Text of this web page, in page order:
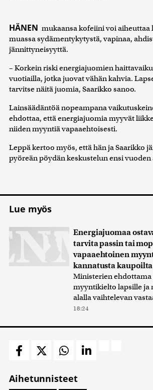
HÄNEN mukaansa kofeiini voi aiheuttaa
muassa sydämentykytystä, vapinaa,
jännittyneisyyttä.
– Korkein riski energiajuomien
vuotiailla, jotka juovat vähän kahvia.
tarvitse näitä juomia, Saarikko sanoo.
Lainsäädäntöä nopeampana
ehdottaa, että energiajuomia myyvät
niiden myyntiä vapaaehtoisesti.
Leppä kertoo myös, että hän ja Saarikko
pyöreän pöydän keskustelun ensi vuoden
Lue myös
Energiajuomaa
tarvita passin tai
vapaaehtoinen
kannatusta kaupoilta
Ministerien
myyntikielto lapsille ja
alalla vaihtelevan
18:24
Aihetunnisteet